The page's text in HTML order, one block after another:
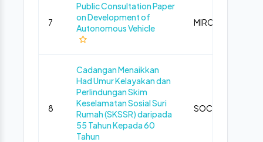
7
Public Consultation Paper
on Development of
Autonomous Vehicle
MIROS
8
Cadangan Menaikkan
Had Umur Kelayakan dan
Perlindungan Skim
Keselamatan Sosial Suri
Rumah (SKSSR) daripada
55 Tahun Kepada 60
Tahun
SOCSO